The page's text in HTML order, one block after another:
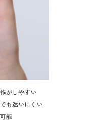
がしやすい
も迷いにくい
能